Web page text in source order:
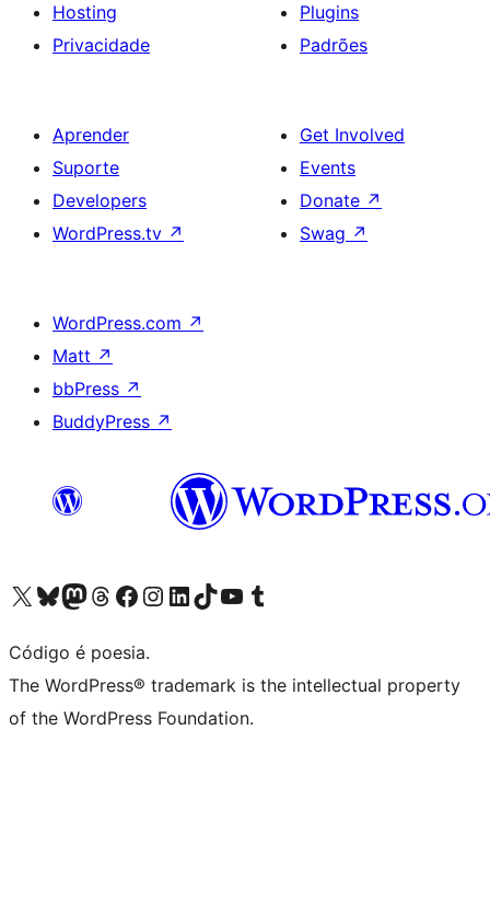
Hosting
Privacidade
Plugins
Padrões
Aprender
Suporte
Developers
WordPress.tv ↗
Get Involved
Events
Donate ↗
Swag ↗
WordPress.com ↗
Matt ↗
bbPress ↗
BuddyPress ↗
Visite a nossa conta X (antigo Twitter)
Visit our Bluesky account
Visit our Mastodon account
Visit our Threads account
Visite a nossa página do Facebook
Visite a nossa conta no Instagram
Visite a nossa conta no LinkedIn
Visit our TikTok account
Visit our YouTube channel
Visit our Tumblr account
Código é poesia.
The WordPress® trademark is the intellectual property
of the WordPress Foundation.